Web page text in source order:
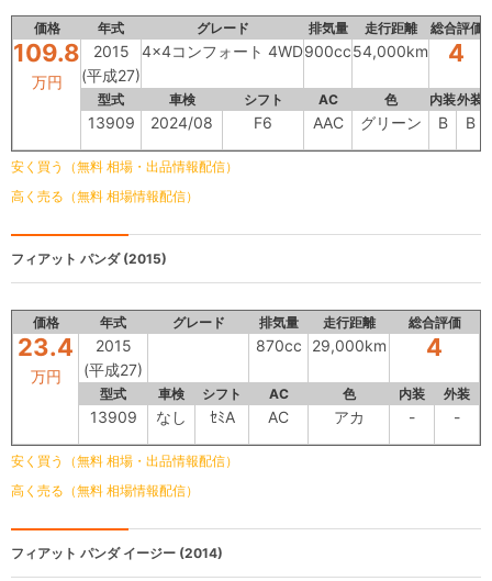
価格 年式 グレード 排気量 走行距離 総合評価
109.8
万円
2015
(平成27)
4x4コンフォート 4WD900cc54,000km 4
型式 車検 シフト AC 色 内装外装
13909 2024/08 F6 AAC グリーン B B
安く買う（無料 相場・出品情報配信）
高く売る（無料 相場情報配信）
フィアット パンダ(2015)
価格 年式 グレード 排気量 走行距離 総合評価
23.4
万円
2015
(平成27)
870cc 29,000km 4
型式 車検 シフト AC 色 内装 外装
13909 なし ｾﾐA AC アカ - -
安く買う（無料 相場・出品情報配信）
高く売る（無料 相場情報配信）
フィアット パンダイージー (2014)